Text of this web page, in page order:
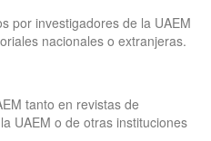
por investigadores de la UAEM
nacionales o extranjeras.
tanto en revistas de
UAEM o de otras instituciones